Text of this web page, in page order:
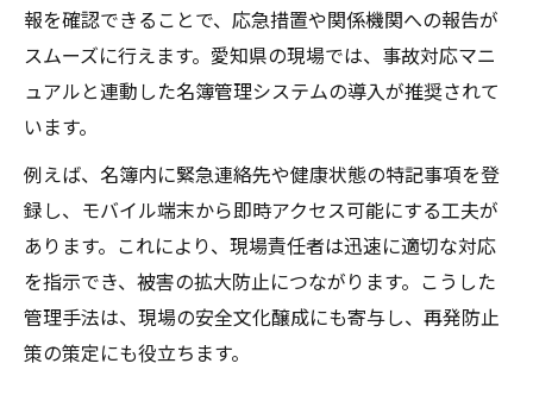
報を確認できることで、応急措置や関係機関への報告が
スムーズに行えます。愛知県の現場では、事故対応マニ
ュアルと連動した名簿管理システムの導入が推奨されて
います。
例えば、名簿内に緊急連絡先や健康状態の特記事項を登
録し、モバイル端末から即時アクセス可能にする工夫が
あります。これにより、現場責任者は迅速に適切な対応
を指示でき、被害の拡大防止につながります。こうした
管理手法は、現場の安全文化醸成にも寄与し、再発防止
策の策定にも役立ちます。